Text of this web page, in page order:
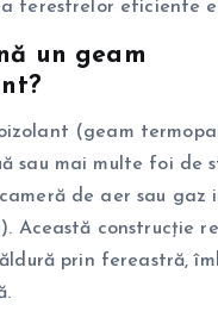
ferestrelor eficiente
un geam
(geam
sau mai multe foi de
de aer sau gaz
Această construcție
prin fereastră,